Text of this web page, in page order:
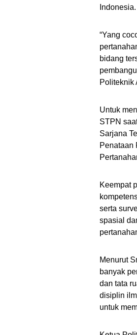
Indonesia.
“Yang
bidang
Politeknik
Untuk
STPN
Sarjana
Penataan
Keempat
serta
spasial
Menurut
banyak
dan tata
disiplin
untuk